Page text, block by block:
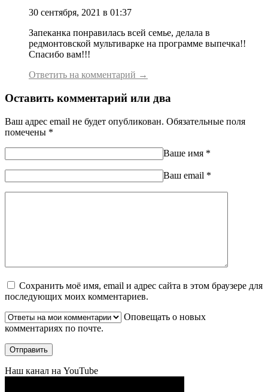
30 сентября, 2021 в 01:37
Запеканка понравилась всей семье, делала в
редмонтовской мультиварке на программе выпечка!!
Спасибо вам!!!
Ответить на комментарий →
Оставить комментарий или два
Ваш адрес email не будет опубликован. Обязательные поля
помечены *
Ваше имя *
Ваш еmail *
Сохранить моё имя, email и адрес сайта в этом браузере для
последующих моих комментариев.
Оповещать о новых
комментариях по почте.
Наш канал на YouTube